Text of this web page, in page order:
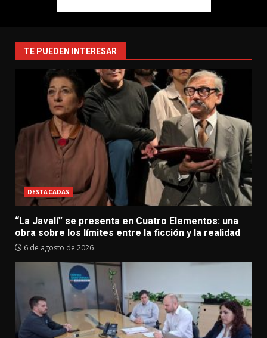
TE PUEDEN INTERESAR
DESTACADAS
“La Javalí” se presenta en Cuatro Elementos: una
obra sobre los límites entre la ficción y la realidad
6 de agosto de 2026